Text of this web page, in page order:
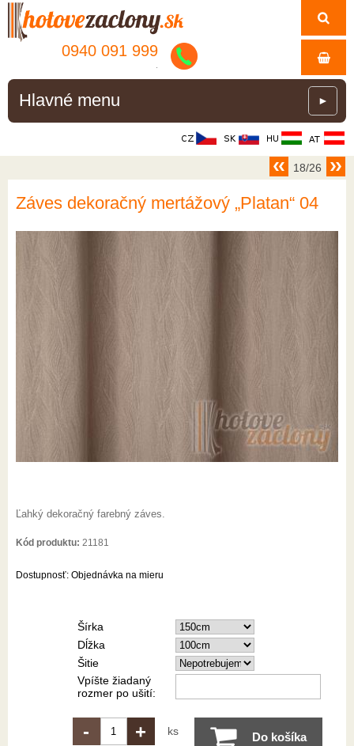
0940 091 999
Hlavné menu ►
18/26
Záves dekoračný mertážový „Platan“ 04
Ľahký dekoračný farebný záves.
Kód produktu: 21181
Dostupnosť: Objednávka na mieru
Šírka
Dĺžka
Šitie
Vpíšte žiadaný
rozmer po ušití:
- + ks Do košíka